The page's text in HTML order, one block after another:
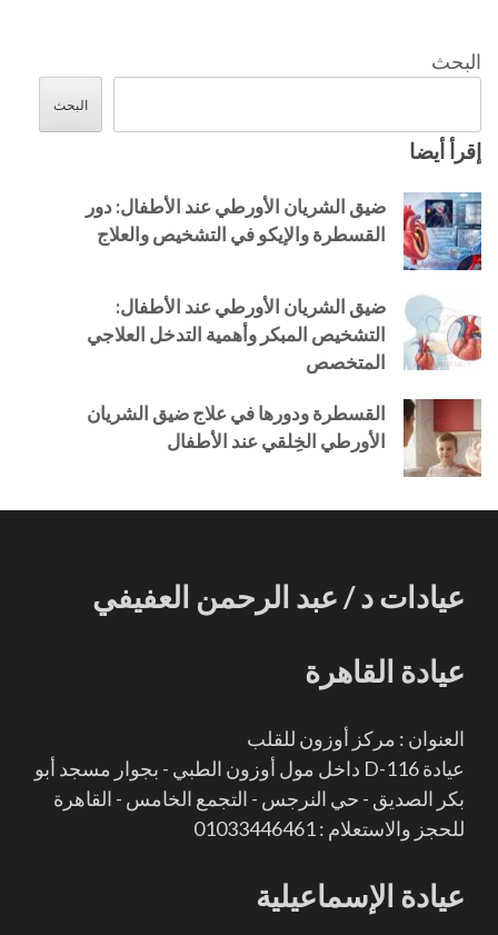
البحث
البحث
إقرأ أيضا
ضيق الشريان الأورطي عند الأطفال: دور
القسطرة والإيكو في التشخيص والعلاج
ضيق الشريان الأورطي عند الأطفال:
التشخيص المبكر وأهمية التدخل العلاجي
المتخصص
القسطرة ودورها في علاج ضيق الشريان
الأورطي الخِلقي عند الأطفال
عيادات د / عبد الرحمن العفيفي
عيادة القاهرة
العنوان : مركز أوزون للقلب
عيادة D-116 داخل مول أوزون الطبي - بجوار مسجد أبو
بكر الصديق - حي النرجس - التجمع الخامس - القاهرة
للحجز والاستعلام : 01033446461
عيادة الإسماعيلية